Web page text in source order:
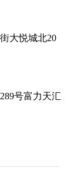
大悦城北20
号富力天汇